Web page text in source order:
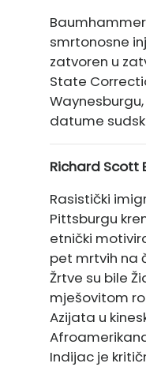
smrtonosne
zatvoren u
State
datume
Richard Scott
Rasistički
Pittsburgu
etnički
pet mrtvih na
Žrtve su bile
mješovitom
Azijata u
Indijac je